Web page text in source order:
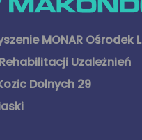
MONAR Ośrodek
Uzależnień
Dolnych 29